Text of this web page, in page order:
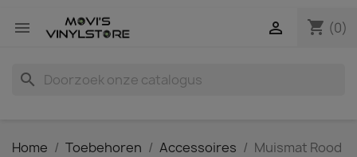
 shopping_cart (0)

search
Home Toebehoren Accessoires Muismat Rood